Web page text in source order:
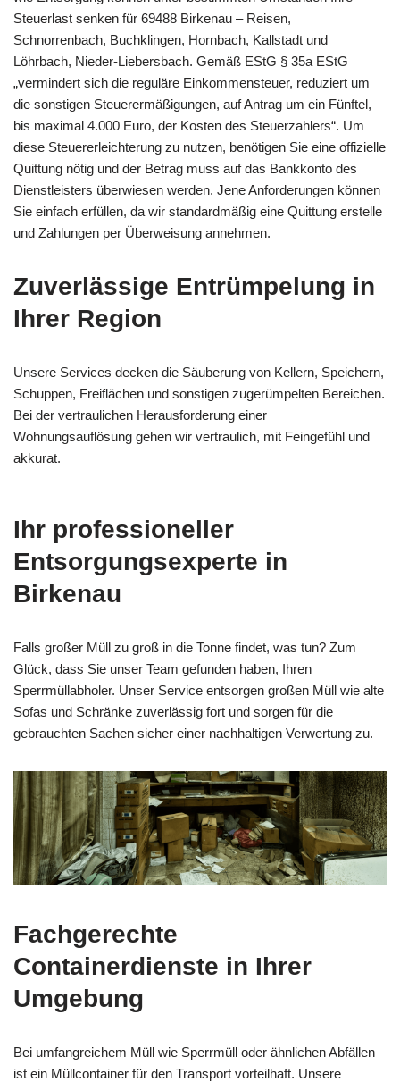
Steuerlast senken für 69488 Birkenau – Reisen,
Schnorrenbach, Buchklingen, Hornbach, Kallstadt und
Löhrbach, Nieder-Liebersbach. Gemäß EStG § 35a EStG
„vermindert sich die reguläre Einkommensteuer, reduziert um
die sonstigen Steuerermäßigungen, auf Antrag um ein Fünftel,
bis maximal 4.000 Euro, der Kosten des Steuerzahlers“. Um
diese Steuererleichterung zu nutzen, benötigen Sie eine offizielle
Quittung nötig und der Betrag muss auf das Bankkonto des
Dienstleisters überwiesen werden. Jene Anforderungen können
Sie einfach erfüllen, da wir standardmäßig eine Quittung erstelle
und Zahlungen per Überweisung annehmen.
Zuverlässige Entrümpelung in
Ihrer Region
Unsere Services decken die Säuberung von Kellern, Speichern,
Schuppen, Freiflächen und sonstigen zugerümpelten Bereichen.
Bei der vertraulichen Herausforderung einer
Wohnungsauflösung gehen wir vertraulich, mit Feingefühl und
akkurat.
Ihr professioneller
Entsorgungsexperte in
Birkenau
Falls großer Müll zu groß in die Tonne findet, was tun? Zum
Glück, dass Sie unser Team gefunden haben, Ihren
Sperrmüllabholer. Unser Service entsorgen großen Müll wie alte
Sofas und Schränke zuverlässig fort und sorgen für die
gebrauchten Sachen sicher einer nachhaltigen Verwertung zu.
Fachgerechte
Containerdienste in Ihrer
Umgebung
Bei umfangreichem Müll wie Sperrmüll oder ähnlichen Abfällen
ist ein Müllcontainer für den Transport vorteilhaft. Unsere